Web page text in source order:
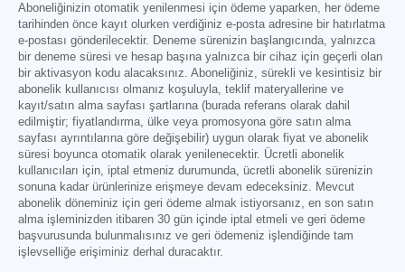
Aboneliğinizin otomatik yenilenmesi için ödeme yaparken, her ödeme
tarihinden önce kayıt olurken verdiğiniz e-posta adresine bir hatırlatma
e-postası gönderilecektir. Deneme sürenizin başlangıcında, yalnızca
bir deneme süresi ve hesap başına yalnızca bir cihaz için geçerli olan
bir aktivasyon kodu alacaksınız. Aboneliğiniz, sürekli ve kesintisiz bir
abonelik kullanıcısı olmanız koşuluyla, teklif materyallerine ve
kayıt/satın alma sayfası şartlarına (burada referans olarak dahil
edilmiştir; fiyatlandırma, ülke veya promosyona göre satın alma
sayfası ayrıntılarına göre değişebilir) uygun olarak fiyat ve abonelik
süresi boyunca otomatik olarak yenilenecektir. Ücretli abonelik
kullanıcıları için, iptal etmeniz durumunda, ücretli abonelik sürenizin
sonuna kadar ürünlerinize erişmeye devam edeceksiniz. Mevcut
abonelik döneminiz için geri ödeme almak istiyorsanız, en son satın
alma işleminizden itibaren 30 gün içinde iptal etmeli ve geri ödeme
başvurusunda bulunmalısınız ve geri ödemeniz işlendiğinde tam
işlevselliğe erişiminiz derhal duracaktır.